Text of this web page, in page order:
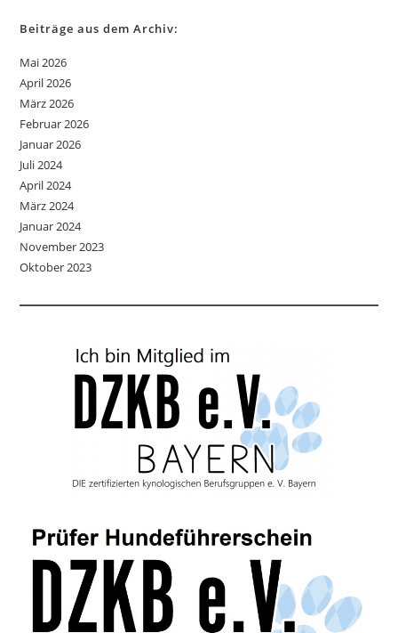
Beiträge aus dem Archiv:
Mai 2026
April 2026
März 2026
Februar 2026
Januar 2026
Juli 2024
April 2024
März 2024
Januar 2024
November 2023
Oktober 2023